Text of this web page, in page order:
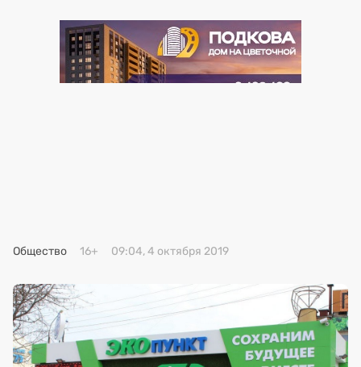
BORЩ
Искусство исцелять
Общество 16+ 09:04, 4 октября 2019